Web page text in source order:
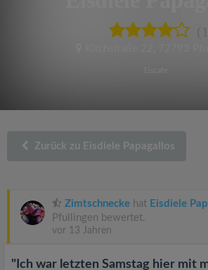
Zurück zu Eisdiele Papagallos
Zimtschnecke hat Eisdiele
Pfullingen bewertet.
vor 13 Jahren
"Ich war letzten Samstag hier mit
i